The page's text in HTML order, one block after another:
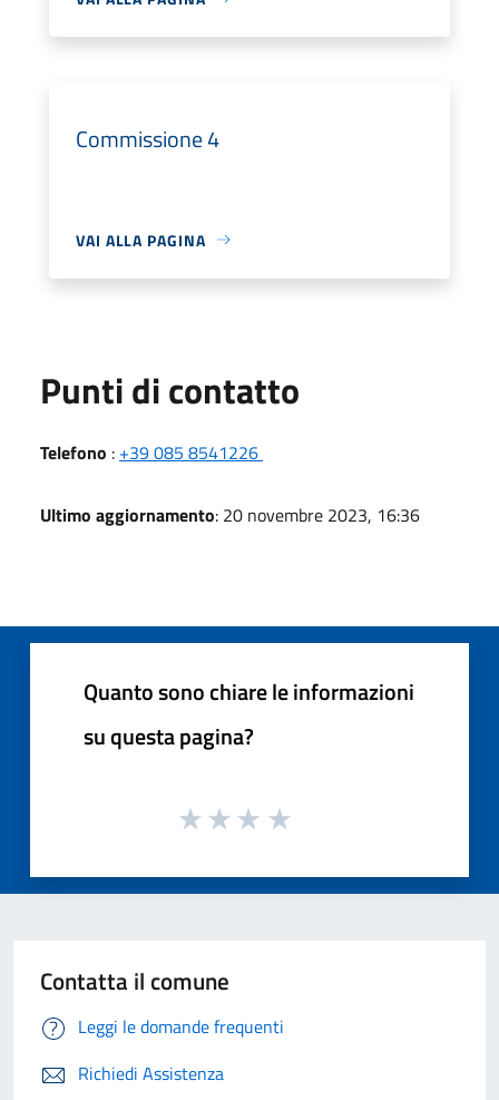
Commissione 4
VAI ALLA PAGINA
Punti di contatto
Telefono : +39 085 8541226
Ultimo aggiornamento: 20 novembre 2023, 16:36
Quanto sono chiare le informazioni
su questa pagina?
Contatta il comune
Leggi le domande frequenti
Richiedi Assistenza